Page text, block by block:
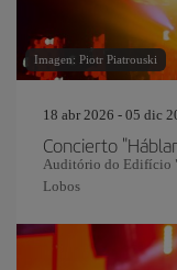
Imagen: Piotr Piatrouski
18 abr 2026 - 05 dic
Concierto
Auditório do Edifício
Lobos